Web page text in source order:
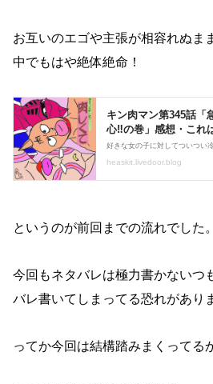
お互いのエゴや主張が相容れぬま
中でもはや絶体絶命！
というのが前回までの流れでした。
今回もネタバレは極力書かないつ
バレ書いてしまってる恐れがあり
ってか今回は結構踏みまくってる